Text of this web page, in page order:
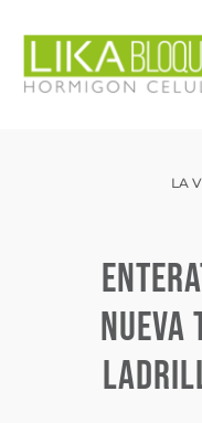
contenido
Sistema
Obras y
LA
nueva